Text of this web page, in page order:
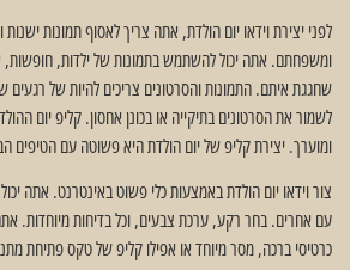
לפני יצירת וידאו יום הולדת, אתה צריך לאסוף תמונות ישנות
ומשפחתם. אתה יכול להשתמש בתמונות של ילדות, חופשות,
שחגגת איתם. התמונות והסרטונים צריכים להיות של רגעים
לשמור את הסרטונים בתיקייה או בכונן אחסון. קליפ יום
ומוערך. יצירת קליפ של יום הולדת היא פשוטה עם הטיפים
צור וידאו יום הולדת באמצעות כלי פשוט באינטרנט. אתה
עם אחרים. בחר רקע, ערכת צבעים, וכל בדיחות מיוחדות. אתה
כרטיסי ברכה, מסר מיוחד או אפילו קליפ של טקס פתיחת